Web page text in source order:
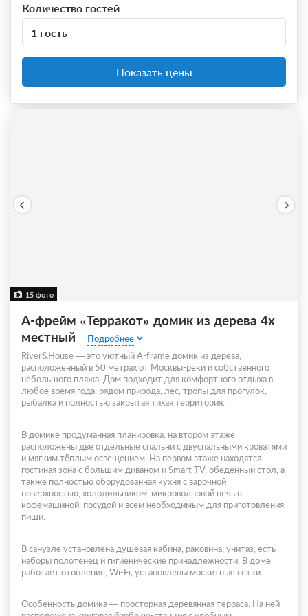
Количество гостей
1 гость
Показать цены
15 фото
A-фрейм «Терракот» домик из дерева 4х
местный
Подробнее
River&House — это уютный A-frame домик из дерева,
расположенный в 50 метрах от Москвы-реки и собственного
небольшого пляжа. Дом подходит для комфортного отдыха в
любое время года: рядом природа, лес, тропы для прогулок,
рыбалка и полностью закрытая тихая территория.
В домике продуманная планировка: на втором этаже
расположены две отдельные спальни с двуспальными кроватями
и мягким тёплым освещением. На первом этаже находятся
гостиная зона с большим диваном и Smart TV, обеденный стол, а
также полностью оборудованная кухня с варочной
поверхностью, холодильником, микроволновой печью,
кофемашиной, посудой и всем необходимым для приготовления
пищи.
В санузле установлена душевая кабина, раковина, унитаз, есть
наборы полотенец и гигиенические принадлежности. В доме
работает отопление, Wi-Fi, установлены москитные сетки.
Особенность домика — просторная деревянная терраса. На ней